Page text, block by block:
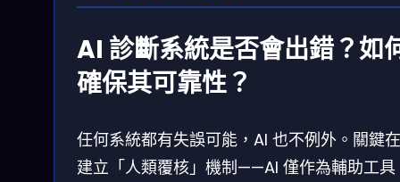
AI 診斷系統是否會出錯？如
確保其可靠性？
任何系統都有失誤可能，AI 也不例外。關鍵
建立「人類覆核」機制——AI 僅作為輔助工具